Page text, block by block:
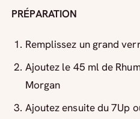
PRÉPARATION
Remplissez un grand
Ajoutez le 45 ml de
Morgan
Ajoutez ensuite du 7Up